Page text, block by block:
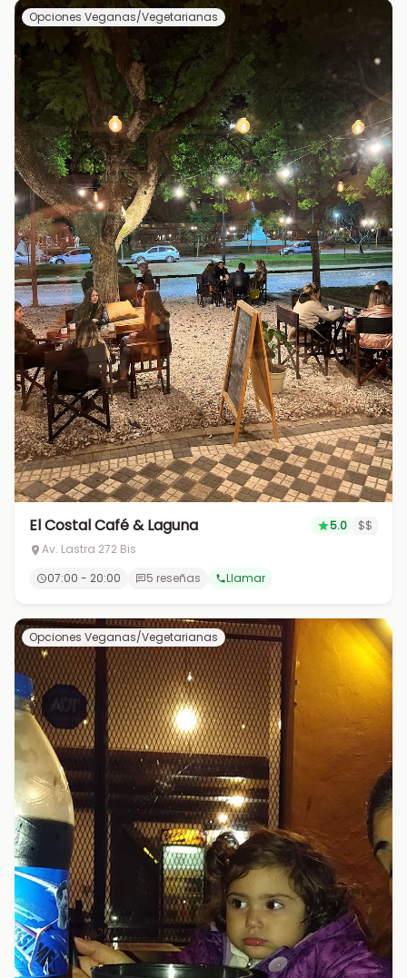
Opciones Veganas/Vegetarianas
El Costal Café & Laguna 5.0
$$
Av. Lastra 272 Bis
07:00 - 20:00
5 reseñas Llamar
Opciones Veganas/Vegetarianas